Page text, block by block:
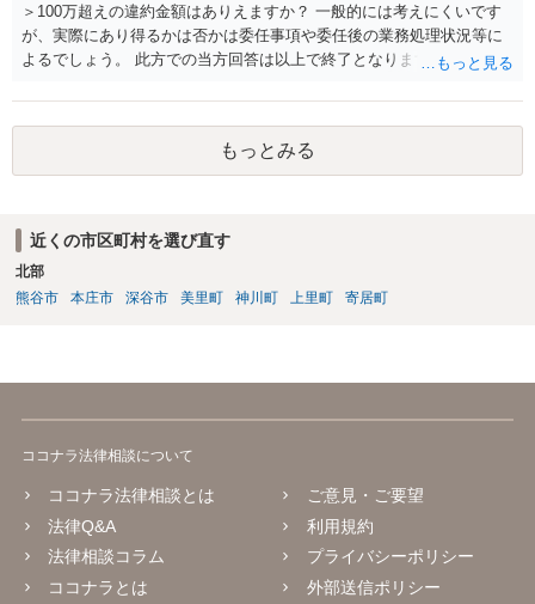
＞100万超えの違約金額はありえますか？ 一般的には考えにくいです
が、実際にあり得るかは否かは委任事項や委任後の業務処理状況等に
よるでしょう。 此方での当方回答は以上で終了となりますが、参考に
もっとみる
近くの市区町村を選び直す
北部
熊谷市
本庄市 深谷市 美里町 神川町 上里町 寄居町
ココナラ法律相談について
ココナラ法律相談とは
法律Q&A
法律相談コラム
ココナラとは
ご意見・ご要望
利用規約
プライバシーポリシー
外部送信ポリシー